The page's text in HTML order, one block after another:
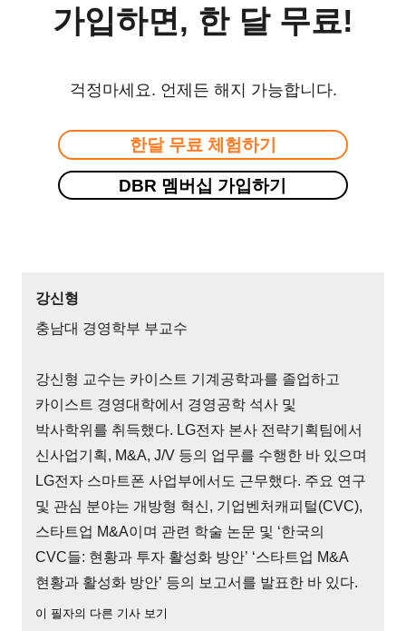
가입하면, 한 달 무료!
걱정마세요. 언제든 해지 가능합니다.
한달 무료 체험하기
DBR 멤버십 가입하기
강신형
충남대 경영학부 부교수
강신형 교수는 카이스트 기계공학과를 졸업하고
카이스트 경영대학에서 경영공학 석사 및
박사학위를 취득했다. LG전자 본사 전략기획팀에서
신사업기획, M&A, J/V 등의 업무를 수행한 바 있으며
LG전자 스마트폰 사업부에서도 근무했다. 주요 연구
및 관심 분야는 개방형 혁신, 기업벤처캐피털(CVC),
스타트업 M&A이며 관련 학술 논문 및 ‘한국의
CVC들: 현황과 투자 활성화 방안’ ‘스타트업 M&A
현황과 활성화 방안’ 등의 보고서를 발표한 바 있다.
이 필자의 다른 기사 보기